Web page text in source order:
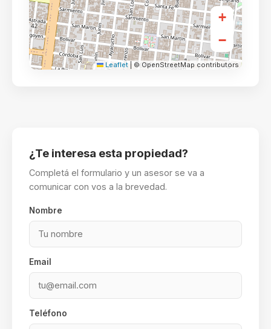
+
−
Leaflet © OpenStreetMap contributors
¿Te interesa esta propiedad?
Completá el formulario y un asesor se va a
comunicar con vos a la brevedad.
Nombre
Email
Teléfono